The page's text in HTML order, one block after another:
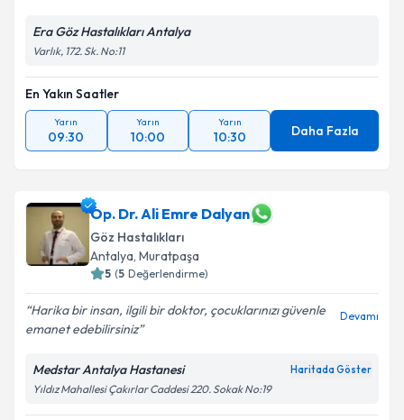
Era Göz Hastalıkları Antalya
Varlık, 172. Sk. No:11
En Yakın Saatler
Yarın
09:30
Yarın
10:00
Yarın
10:30 Daha Fazla
Op. Dr. Ali Emre Dalyan
Göz Hastalıkları
Antalya, Muratpaşa
5 (5 Değerlendirme)
Harika bir insan, ilgili bir doktor, çocuklarınızı güvenle
emanet edebilirsiniz
Devamı
Medstar Antalya Hastanesi Haritada Göster
Yıldız Mahallesi Çakırlar Caddesi 220. Sokak No:19